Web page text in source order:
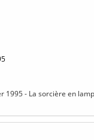
1995 - La sorcière en